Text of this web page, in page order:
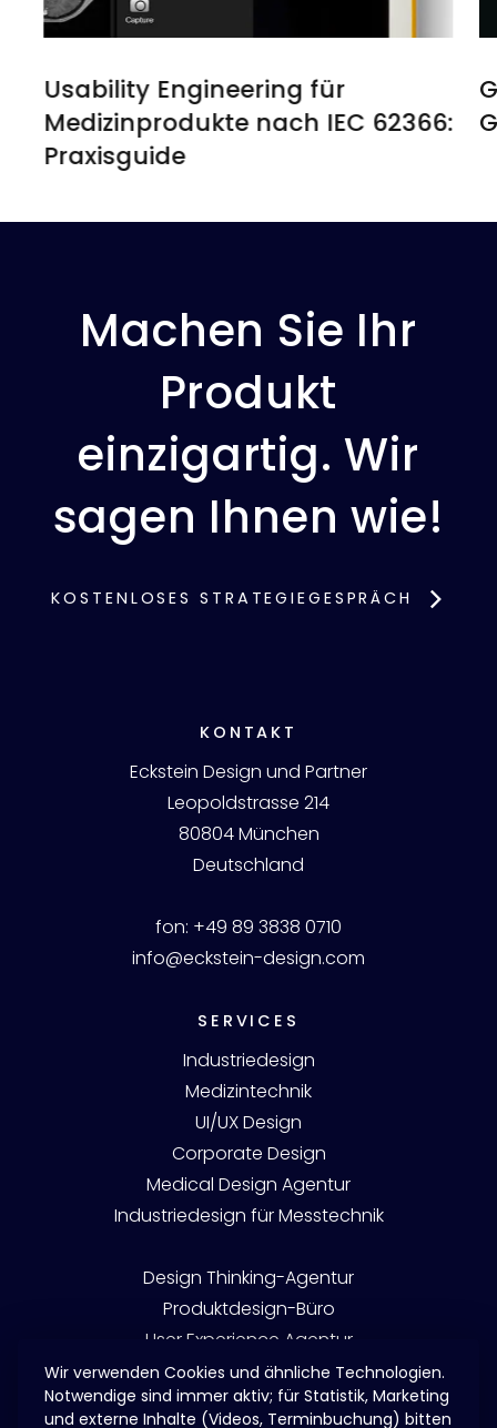
Usability Engineering für
Medizinprodukte nach IEC 62366:
Praxisguide
Machen Sie Ihr
Produkt
einzigartig. Wir
sagen Ihnen wie!
KOSTENLOSES STRATEGIEGESPRÄCH
KONTAKT
Eckstein Design und Partner
Leopoldstrasse 214
80804 München
Deutschland
fon: +49 89 3838 0710
info@eckstein-design.com
SERVICES
Industriedesign
Medizintechnik
UI/UX Design
Corporate Design
Medical Design Agentur
Industriedesign für Messtechnik
Design Thinking-Agentur
Produktdesign-Büro
User Experience Agentur
User Interface Design
China Website / 中文网站
Wir verwenden Cookies und ähnliche Technologien.
Notwendige sind immer aktiv; für Statistik, Marketing
und externe Inhalte (Videos, Terminbuchung) bitten